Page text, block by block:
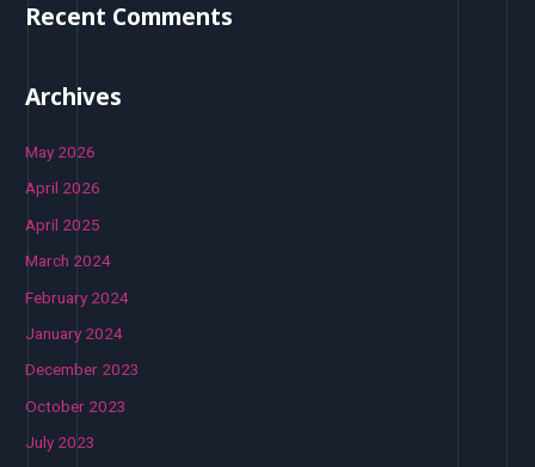
Recent Comments
Archives
May 2026
April 2026
April 2025
March 2024
February 2024
January 2024
December 2023
October 2023
July 2023